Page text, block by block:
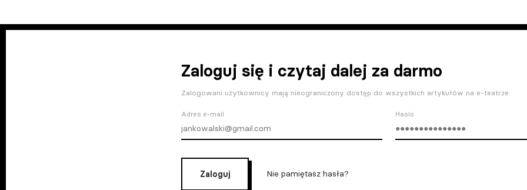
Zaloguj się i czytaj dalej za darmo
Zalogowani użytkownicy mają nieograniczony dostęp do wszystkich artykułów na e-teatrze.
Adres e-mail Haslo
Zaloguj Nie pamiętasz hasła?